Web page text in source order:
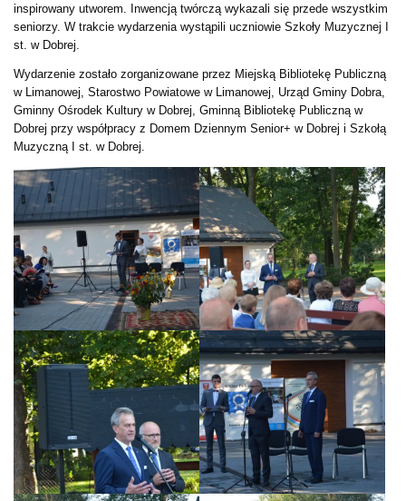
inspirowany utworem. Inwencją twórczą wykazali się przede wszystkim
seniorzy. W trakcie wydarzenia wystąpili uczniowie Szkoły Muzycznej I
st. w Dobrej.
Wydarzenie zostało zorganizowane przez Miejską Bibliotekę Publiczną
w Limanowej, Starostwo Powiatowe w Limanowej, Urząd Gminy Dobra,
Gminny Ośrodek Kultury w Dobrej, Gminną Bibliotekę Publiczną w
Dobrej przy współpracy z Domem Dziennym Senior+ w Dobrej i Szkołą
Muzyczną I st. w Dobrej.